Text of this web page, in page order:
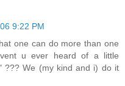
9:22 PM
one can do more than one
u ever heard of a little
??? We (my kind and i) do it